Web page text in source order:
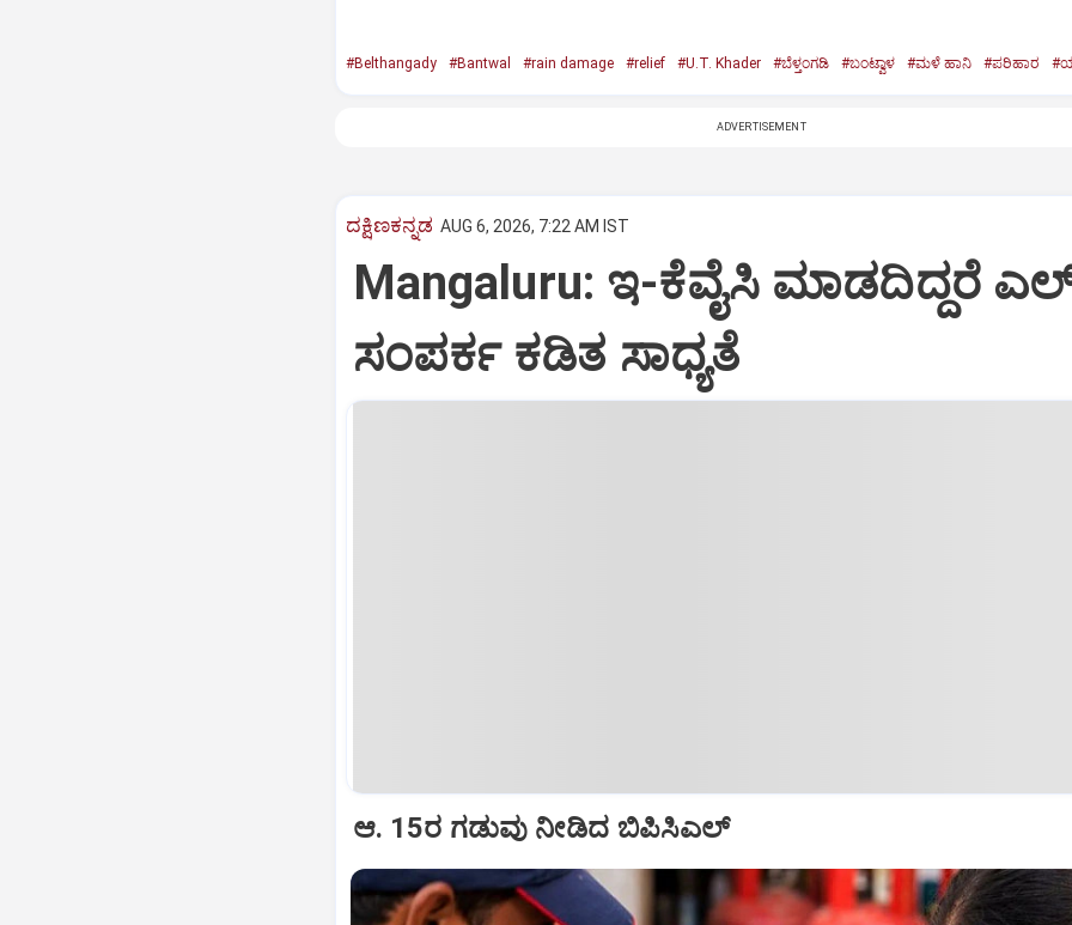
#Belthangady #Bantwal #rain damage #relief #U.T. Khader #ಬೆಳ್ತಂಗಡಿ #ಬಂಟ್ವಾಳ #ಮಳೆ ಹಾನಿ #ಪರಿಹಾರ
ADVERTISEMENT
ದಕ್ಷಿಣಕನ್ನಡ AUG 6, 2026, 7:22 AM IST
Mangaluru: ಇ-ಕೆವೈಸಿ ಮಾಡದಿದ್ದರೆ
ಸಂಪರ್ಕ ಕಡಿತ ಸಾಧ್ಯತೆ
ಆ. 15ರ ಗಡುವು ನೀಡಿದ ಬಿಪಿಸಿಎಲ್‌